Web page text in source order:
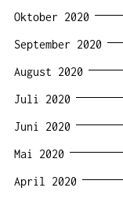
Oktober 2020
September 2020
August 2020
Juli 2020
Juni 2020
Mai 2020
April 2020